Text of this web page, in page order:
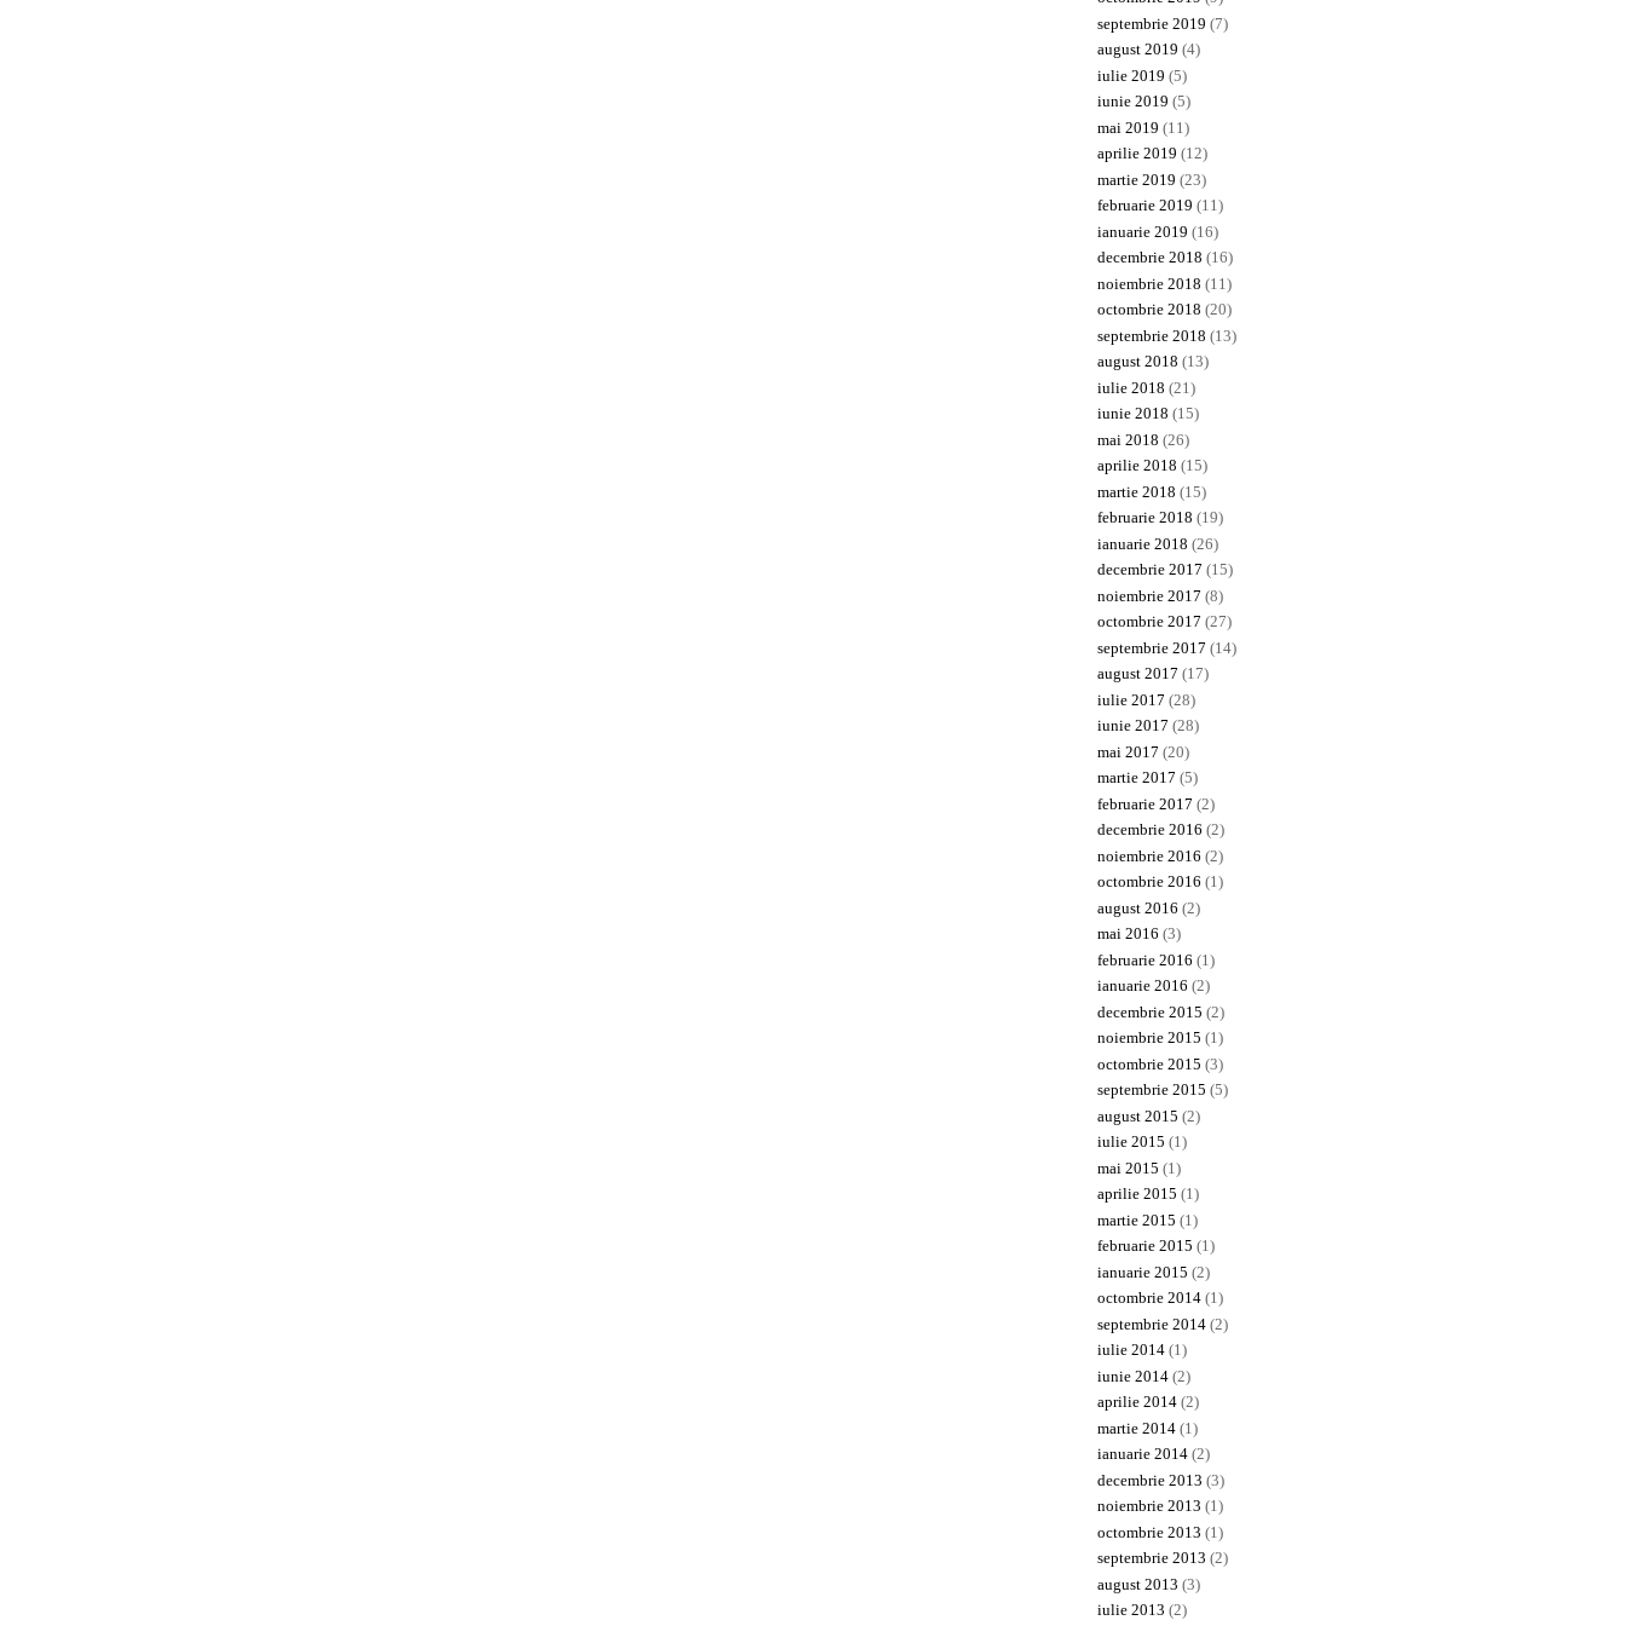
septembrie 2019 (7)
august 2019 (4)
iulie 2019 (5)
iunie 2019 (5)
mai 2019 (11)
aprilie 2019 (12)
martie 2019 (23)
februarie 2019 (11)
ianuarie 2019 (16)
decembrie 2018 (16)
noiembrie 2018 (11)
octombrie 2018 (20)
septembrie 2018 (13)
august 2018 (13)
iulie 2018 (21)
iunie 2018 (15)
mai 2018 (26)
aprilie 2018 (15)
martie 2018 (15)
februarie 2018 (19)
ianuarie 2018 (26)
decembrie 2017 (15)
noiembrie 2017 (8)
octombrie 2017 (27)
septembrie 2017 (14)
august 2017 (17)
iulie 2017 (28)
iunie 2017 (28)
mai 2017 (20)
martie 2017 (5)
februarie 2017 (2)
decembrie 2016 (2)
noiembrie 2016 (2)
octombrie 2016 (1)
august 2016 (2)
mai 2016 (3)
februarie 2016 (1)
ianuarie 2016 (2)
decembrie 2015 (2)
noiembrie 2015 (1)
octombrie 2015 (3)
septembrie 2015 (5)
august 2015 (2)
iulie 2015 (1)
mai 2015 (1)
aprilie 2015 (1)
martie 2015 (1)
februarie 2015 (1)
ianuarie 2015 (2)
octombrie 2014 (1)
septembrie 2014 (2)
iulie 2014 (1)
iunie 2014 (2)
aprilie 2014 (2)
martie 2014 (1)
ianuarie 2014 (2)
decembrie 2013 (3)
noiembrie 2013 (1)
octombrie 2013 (1)
septembrie 2013 (2)
august 2013 (3)
iulie 2013 (2)